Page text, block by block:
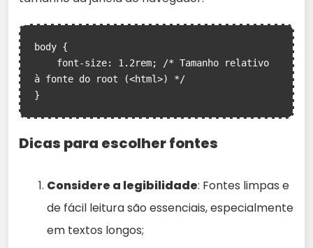
body {
à fonte do root (<html>) */
}
Dicas para escolher fontes
Considere a legibilidade: Fontes limpas e
de fácil leitura são essenciais, especialmente
em textos longos;